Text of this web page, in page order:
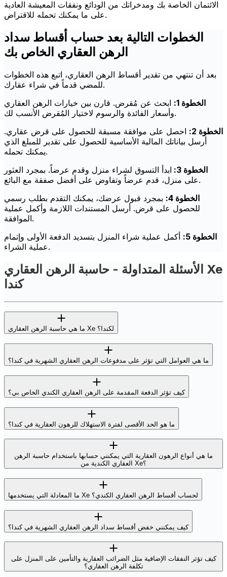
الائتمان الخاصة بك ومدخراتك من الودائع ونفقات المعيشة العادية
على ما يمكنك تحمله للاقتراض.
الخطوات التالية بعد حساب أقساط سداد
الرهن العقاري الخاص بك
بعد أن تنتهي من تقدير أقساط الرهن العقاري، اتبع هذه الخطوات
للمضي قدماً في شراء عقارك.
الخطوة 1:
ابحث عن مُقرض. قارن بين خيارات الرهن العقاري
وأسعار الفائدة والرسوم لاختيار المُقرض الأنسب لك.
الخطوة 2:
احصل على موافقة مسبقة للحصول على قرض عقاري.
أرسل بياناتك المالية الأساسية للحصول على تقدير للمبلغ الذي
يمكنك تحمله.
الخطوة 3:
ابدأ التسوق لشراء منزل وقدم عرضاً. بمجرد العثور
على منزل، قدم عرضاً وتفاوض على أفضل صفقة مع البائع.
الخطوة 4:
بمجرد قبول عرضك، يمكنك التقدم بطلب رسمي
للحصول على قرض. أرسل المستندات اللازمة وأكمل عملية
الموافقة.
الخطوة 5:
أكمل عملية شراء المنزل بتسديد الدفعة الأولى وإتمام
عملية الشراء.
الأسئلة المتداولة - حاسبة الرهن العقاري Xe
كندا
ما هي حاسبة الرهن العقاري Xe لكندا؟
ما هي العوامل التي تؤثر على مدفوعات الرهن العقاري الشهرية في كندا؟
كيف تؤثر الدفعة المقدمة على الرهن العقاري الكندي الخاص بي؟
ما هو الحد الأقصى لفترة الاستهلاك للرهون العقارية في كندا؟
ما هي أنواع الرهون العقارية التي يمكنني حسابها باستخدام حاسبة الرهن
العقاري الكندية من Xe؟
ما المعادلة التي يستخدمها Xe لحساب أقساط الرهن العقاري الكندي؟
كيف يمكنني خفض أقساط سداد الرهن العقاري الشهرية في كندا؟
كيف تؤثر النفقات الإضافية مثل الضرائب العقارية والتأمين على المنزل على
تكلفة الرهن العقاري؟